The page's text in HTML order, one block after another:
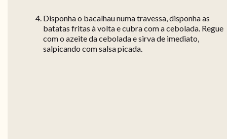
Disponha o bacalhau numa travessa, disponha as
batatas fritas à volta e cubra com a cebolada. Regue
com o azeite da cebolada e sirva de imediato,
salpicando com salsa picada.